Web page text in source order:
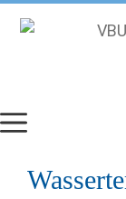
Inhalt